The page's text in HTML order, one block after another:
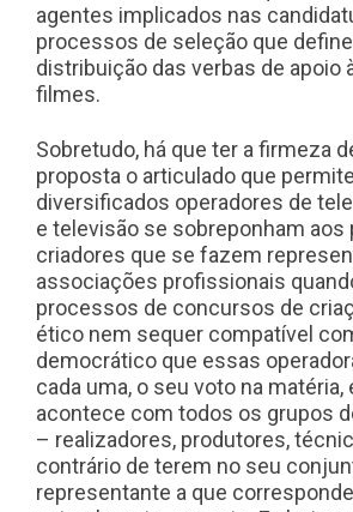
agentes implicados nas
processos de seleção que
distribuição das verbas de apoio
filmes.
Sobretudo, há que ter a firmeza
proposta o articulado que
diversificados operadores de
e televisão se sobreponham aos
criadores que se fazem
associações profissionais
processos de concursos de
ético nem sequer compatível
democrático que essas
cada uma, o seu voto na matéria,
acontece com todos os grupos
– realizadores, produtores,
contrário de terem no seu
representante a que